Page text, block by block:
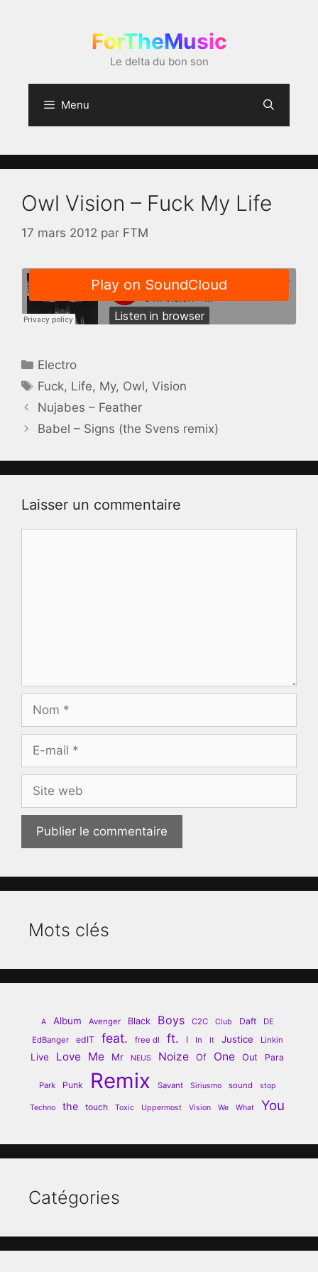
ForTheMusic
Le delta du bon son
Menu
Owl Vision – Fuck My Life
17 mars 2012 par FTM
Catégories
Electro
Étiquettes
Fuck, Life, My, Owl,Vision
Nujabes – Feather
Babel – Signs (the Svens remix)
Laisser un commentaire
mail
web
Mots clés
A Album Avenger Black Boys C2C Club Daft
DE
EdBanger
edIT feat. free dl ft. I In It Justice Linkin
Live Love Me Mr NEUS Noize Of One Out Para
Park Punk Remix Savant Siriusmo sound stop
Techno the touch Toxic Uppermost Vision We What You
Catégories